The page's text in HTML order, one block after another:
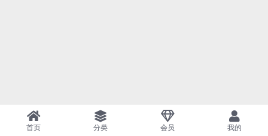
首页 分类 会员 我的